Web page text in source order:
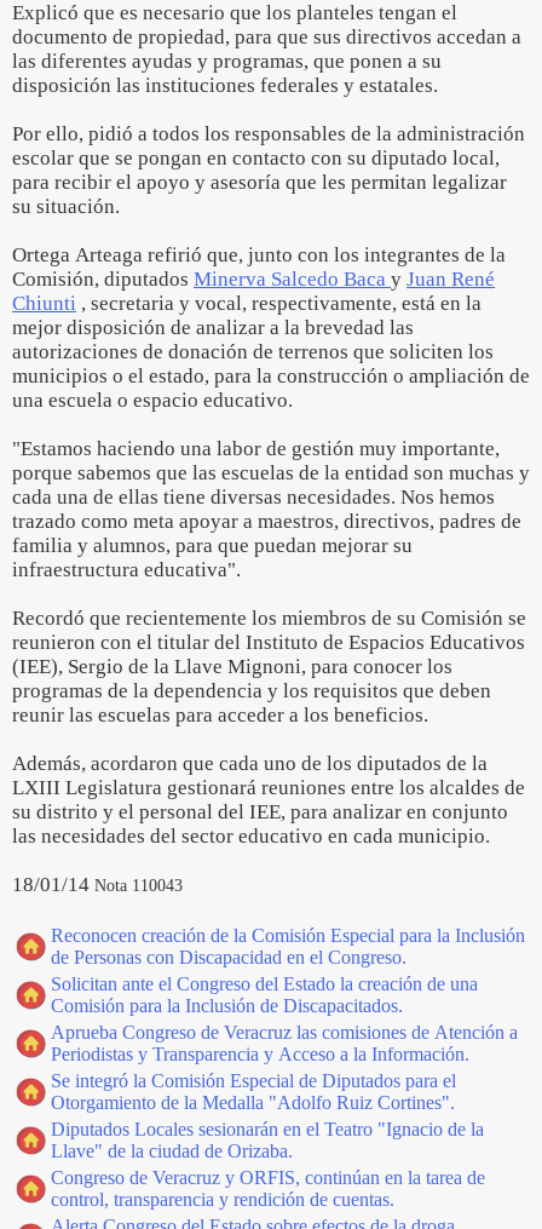
Explicó que es necesario que los planteles tengan el
documento de propiedad, para que sus directivos accedan a
las diferentes ayudas y programas, que ponen a su
disposición las instituciones federales y estatales.
Por ello, pidió a todos los responsables de la administración
escolar que se pongan en contacto con su diputado local,
para recibir el apoyo y asesoría que les permitan legalizar
su situación.
Ortega Arteaga refirió que, junto con los integrantes de la
Comisión, diputados Minerva Salcedo Baca y Juan René
Chiunti , secretaria y vocal, respectivamente, está en la
mejor disposición de analizar a la brevedad las
autorizaciones de donación de terrenos que soliciten los
municipios o el estado, para la construcción o ampliación de
una escuela o espacio educativo.
"Estamos haciendo una labor de gestión muy importante,
porque sabemos que las escuelas de la entidad son muchas y
cada una de ellas tiene diversas necesidades. Nos hemos
trazado como meta apoyar a maestros, directivos, padres de
familia y alumnos, para que puedan mejorar su
infraestructura educativa".
Recordó que recientemente los miembros de su Comisión se
reunieron con el titular del Instituto de Espacios Educativos
(IEE), Sergio de la Llave Mignoni, para conocer los
programas de la dependencia y los requisitos que deben
reunir las escuelas para acceder a los beneficios.
Además, acordaron que cada uno de los diputados de la
LXIII Legislatura gestionará reuniones entre los alcaldes de
su distrito y el personal del IEE, para analizar en conjunto
las necesidades del sector educativo en cada municipio.
18/01/14 Nota 110043
Reconocen creación de la Comisión Especial para la Inclusión
de Personas con Discapacidad en el Congreso.
Solicitan ante el Congreso del Estado la creación de una
Comisión para la Inclusión de Discapacitados.
Aprueba Congreso de Veracruz las comisiones de Atención a
Periodistas y Transparencia y Acceso a la Información.
Se integró la Comisión Especial de Diputados para el
Otorgamiento de la Medalla "Adolfo Ruiz Cortines".
Diputados Locales sesionarán en el Teatro "Ignacio de la
Llave" de la ciudad de Orizaba.
Congreso de Veracruz y ORFIS, continúan en la tarea de
control, transparencia y rendición de cuentas.